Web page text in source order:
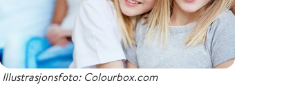
Illustrasjonsfoto: Colourbox.com